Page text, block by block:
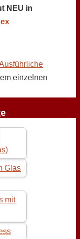
NEU in
einzelnen
mit